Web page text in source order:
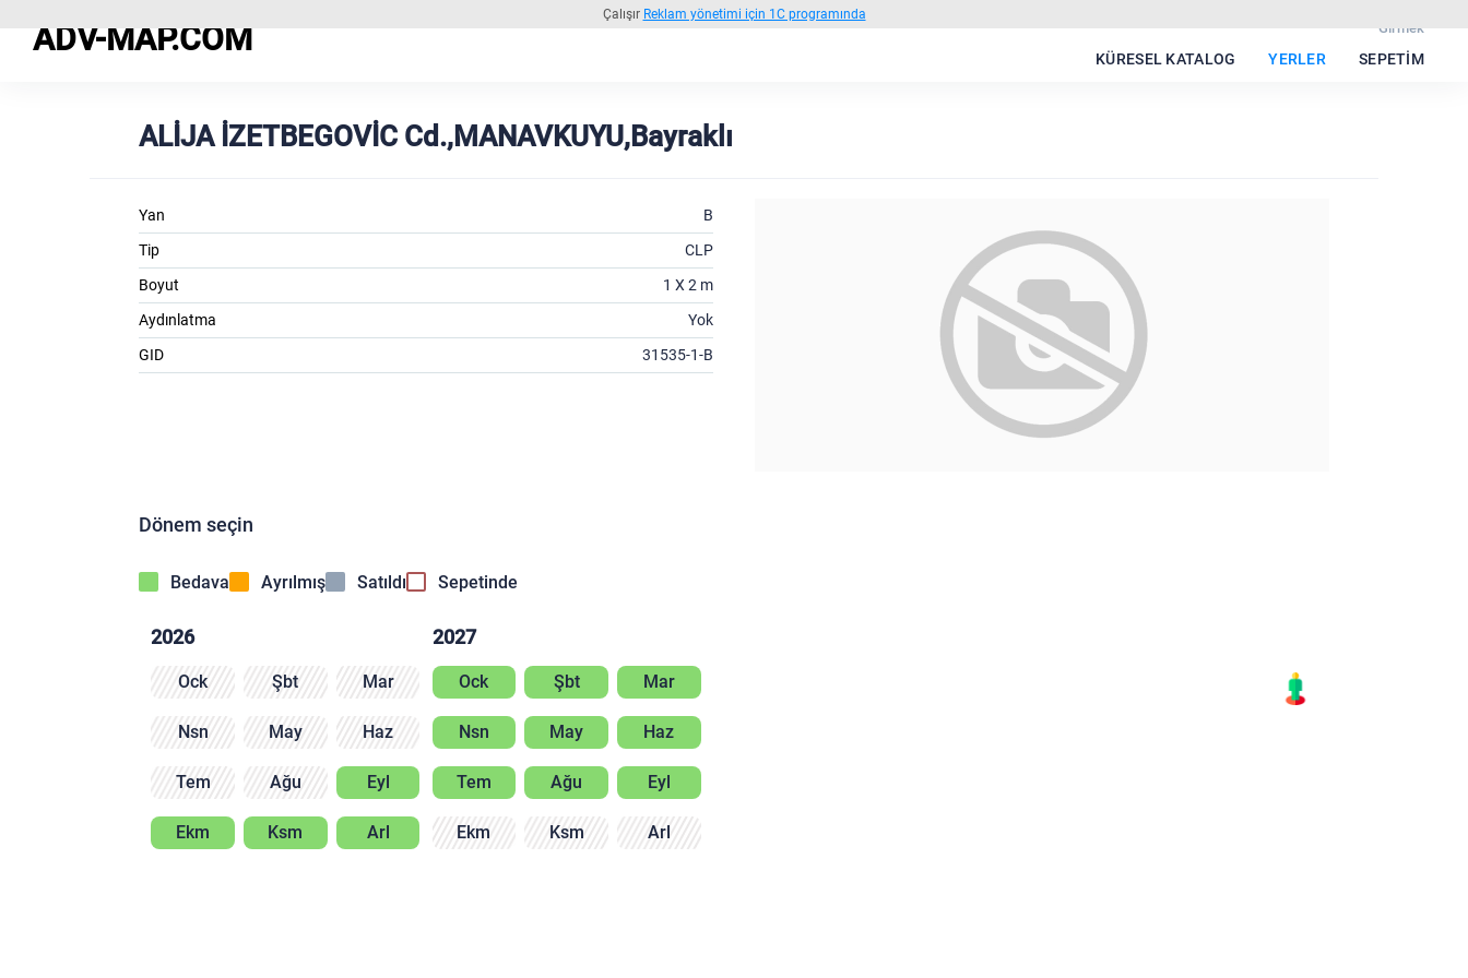
Çalışır Reklam yönetimi için 1C programında
ADV-MAP.COM Girmek
KÜRESEL KATALOG YERLER SEPETIM
ALİJA İZETBEGOVİC Cd.,MANAVKUYU,Bayraklı
Yan
B
Tip
CLP
Boyut
1 X 2 m
Aydınlatma
Yok
GID
31535-1-B
Dönem seçin
Bedava Ayrılmış Satıldı Sepetinde
2026
Ock Şbt Mar
Nsn May Haz
Tem Ağu Eyl
Ekm Ksm Arl
2027
Ock Şbt Mar
Nsn May Haz
Tem Ağu Eyl
Ekm Ksm Arl